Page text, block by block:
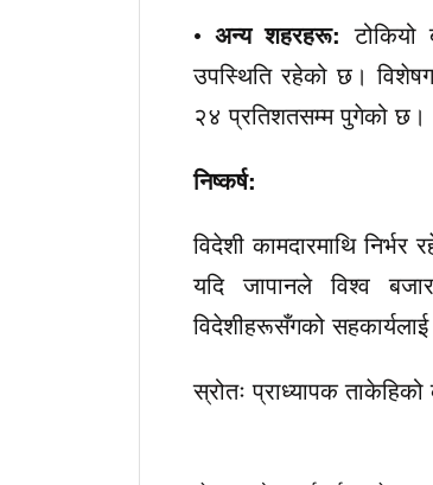
•अन्य शहरहरू:
उपस्थिति रहेको छ।
२४ प्रतिशतसम्म पुगेको छ।
निष्कर्ष:
विदेशी कामदारमाथि
यदि जापानले विश्व
विदेशीहरूसँगको
स्रोतः प्राध्यापक ताकेहिको